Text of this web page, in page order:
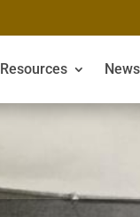
Resources News